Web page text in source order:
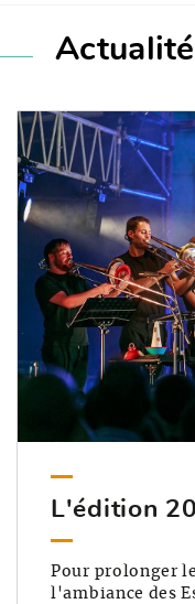
L'édition
Pour prolonger
l'ambiance des